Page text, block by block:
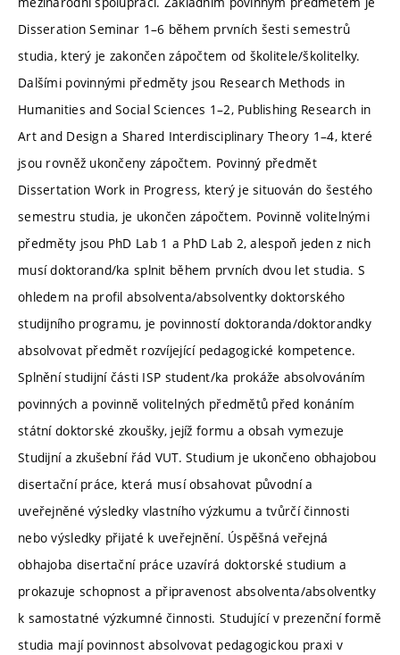
Disseration Seminar 1–6 během prvních šesti semestrů
studia, který je zakončen zápočtem od školitele/školitelky.
Dalšími povinnými předměty jsou Research Methods in
Humanities and Social Sciences 1–2, Publishing Research in
Art and Design a Shared Interdisciplinary Theory 1–4, které
jsou rovněž ukončeny zápočtem. Povinný předmět
Dissertation Work in Progress, který je situován do šestého
semestru studia, je ukončen zápočtem. Povinně volitelnými
předměty jsou PhD Lab 1 a PhD Lab 2, alespoň jeden z nich
musí doktorand/ka splnit během prvních dvou let studia. S
ohledem na profil absolventa/absolventky doktorského
studijního programu, je povinností doktoranda/doktorandky
absolvovat předmět rozvíjející pedagogické kompetence.
Splnění studijní části ISP student/ka prokáže absolvováním
povinných a povinně volitelných předmětů před konáním
státní doktorské zkoušky, jejíž formu a obsah vymezuje
Studijní a zkušební řád VUT. Studium je ukončeno obhajobou
disertační práce, která musí obsahovat původní a
uveřejněné výsledky vlastního výzkumu a tvůrčí činnosti
nebo výsledky přijaté k uveřejnění. Úspěšná veřejná
obhajoba disertační práce uzavírá doktorské studium a
prokazuje schopnost a připravenost absolventa/absolventky
k samostatné výzkumné činnosti. Studující v prezenční formě
studia mají povinnost absolvovat pedagogickou praxi v